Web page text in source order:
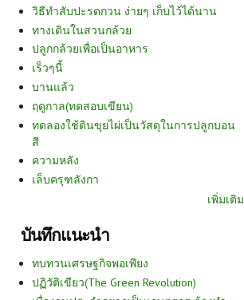
วิธีทำสับปะรดกวน ง่ายๆ เก็บไว้ได้นาน
ทางเดินในสวนกล้วย
ปลูกกล้วยเพื่อเป็นอาหาร
เร็วๆนี้
บานแล้ว
ฤดูกาล(ทดสอบเขียน)
ทดลองใช้ดินขุยไผ่เป็นวัสดุในการปลูกบอน
สี
ความหลัง
เล็บครุฑลังกา
เพิ่มเติม
บันทึกแนะนำ
ทบทวนเศรษฐกิจพอเพียง
ปฏิวัติเขียว(The Green Revolution)